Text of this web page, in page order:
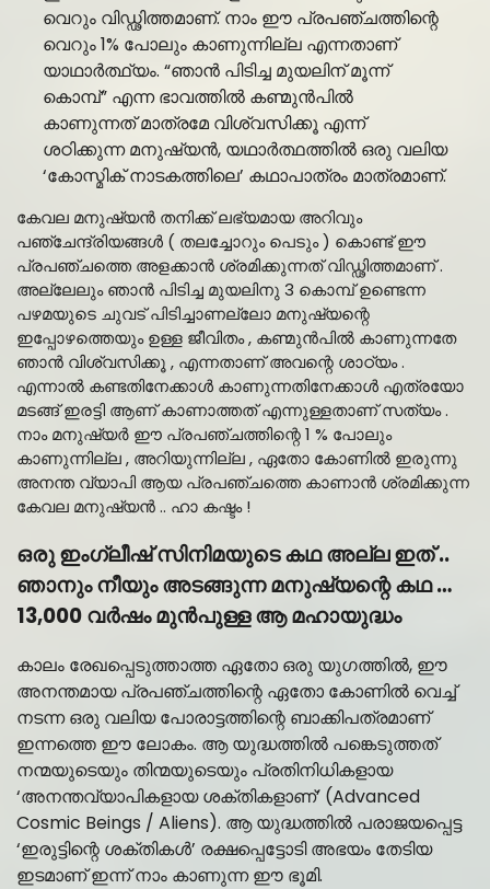
വെറും വിഡ്ഢിത്തമാണ്. നാം ഈ പ്രപഞ്ചത്തിന്റെ
വെറും 1% പോലും കാണുന്നില്ല എന്നതാണ്
യാഥാർത്ഥ്യം. “ഞാൻ പിടിച്ച മുയലിന് മൂന്ന്
കൊമ്പ്” എന്ന ഭാവത്തിൽ കണ്മുൻപിൽ
കാണുന്നത് മാത്രമേ വിശ്വസിക്കൂ എന്ന്
ശഠിക്കുന്ന മനുഷ്യൻ, യഥാർത്ഥത്തിൽ ഒരു വലിയ
‘കോസ്മിക് നാടകത്തിലെ’ കഥാപാത്രം മാത്രമാണ്.
കേവല മനുഷ്യൻ തനിക്ക് ലഭ്യമായ അറിവും
പഞ്ചേന്ദ്രിയങ്ങൾ ( തലച്ചോറും പെടും ) കൊണ്ട് ഈ
പ്രപഞ്ചത്തെ അളക്കാൻ ശ്രമിക്കുന്നത് വിഡ്ഢിത്തമാണ് .
അല്ലേലും ഞാൻ പിടിച്ച മുയലിനു 3 കൊമ്പ് ഉണ്ടെന്ന
പഴമയുടെ ചുവട് പിടിച്ചാണല്ലോ മനുഷ്യന്റെ
ഇപ്പോഴത്തെയും ഉള്ള ജീവിതം , കണ്മുൻപിൽ കാണുന്നതേ
ഞാൻ വിശ്വസിക്കൂ , എന്നതാണ് അവന്റെ ശാഠ്യം .
എന്നാൽ കണ്ടതിനേക്കാൾ കാണുന്നതിനേക്കാൾ എത്രയോ
മടങ്ങ് ഇരട്ടി ആണ് കാണാത്തത് എന്നുള്ളതാണ് സത്യം .
നാം മനുഷ്യർ ഈ പ്രപഞ്ചത്തിന്റെ 1 % പോലും
കാണുന്നില്ല , അറിയുന്നില്ല , ഏതോ കോണിൽ ഇരുന്നു
അനന്ത വ്യാപി ആയ പ്രപഞ്ചത്തെ കാണാൻ ശ്രമിക്കുന്ന
കേവല മനുഷ്യൻ .. ഹാ കഷ്ടം !
ഒരു ഇംഗ്ലീഷ് സിനിമയുടെ കഥ അല്ല ഇത് ..
ഞാനും നീയും അടങ്ങുന്ന മനുഷ്യന്റെ കഥ …
13,000 വർഷം മുൻപുള്ള ആ മഹായുദ്ധം
കാലം രേഖപ്പെടുത്താത്ത ഏതോ ഒരു യുഗത്തിൽ, ഈ
അനന്തമായ പ്രപഞ്ചത്തിന്റെ ഏതോ കോണിൽ വെച്ച്
നടന്ന ഒരു വലിയ പോരാട്ടത്തിന്റെ ബാക്കിപത്രമാണ്
ഇന്നത്തെ ഈ ലോകം. ആ യുദ്ധത്തിൽ പങ്കെടുത്തത്
നന്മയുടെയും തിന്മയുടെയും പ്രതിനിധികളായ
‘അനന്തവ്യാപികളായ ശക്തികളാണ്’ (Advanced
Cosmic Beings / Aliens). ആ യുദ്ധത്തിൽ പരാജയപ്പെട്ട
‘ഇരുട്ടിന്റെ ശക്തികൾ’ രക്ഷപ്പെട്ടോടി അഭയം തേടിയ
ഇടമാണ് ഇന്ന് നാം കാണുന്ന ഈ ഭൂമി.